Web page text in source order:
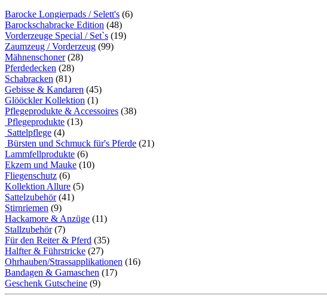
Barocke Longierpads / Selett's (6)
Barockschabracke Edition (48)
Vorderzeuge Special / Set`s (19)
Zaumzeug / Vorderzeug (99)
Mähnenschoner(28)
Pferdedecken (28)
Schabracken (81)
Gebisse & Kandaren (45)
Glööckler Kollektion (1)
Pflegeprodukte & Accessoires (38)
Pflegeprodukte (13)
Sattelpflege (4)
Bürsten und Schmuck für's Pferde (21)
Lammfellprodukte (6)
Ekzem und Mauke (10)
Fliegenschutz (6)
Kollektion Allure (5)
Sattelzubehör(41)
Stirnriemen (9)
Hackamore & Anzüge (11)
Stallzubehör(7)
Für den Reiter & Pferd (35)
Halfter & Führstricke (27)
Ohrhauben/Strassapplikationen (16)
Bandagen & Gamaschen (17)
Geschenk Gutscheine (9)